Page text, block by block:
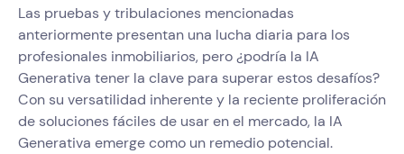
Las pruebas y tribulaciones mencionadas
anteriormente presentan una lucha diaria para los
profesionales inmobiliarios, pero ¿podría la IA
Generativa tener la clave para superar estos desafíos?
Con su versatilidad inherente y la reciente proliferación
de soluciones fáciles de usar en el mercado, la IA
Generativa emerge como un remedio potencial.